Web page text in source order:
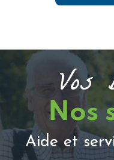
Vos
Nos
Aide et